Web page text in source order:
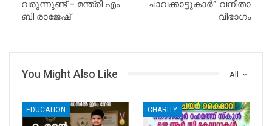
വരുന്നുണ്ട് – മന്ത്രി എം
ബി രാജേഷ്
ചാവക്കാട്ടുകാർ” വനിതാ
വിഭാഗം
All
You Might Also Like
EDUCATION CHARITY